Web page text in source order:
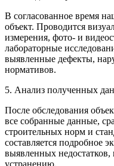
В согласованное время
объект. Проводится
измерения, фото- и
лабораторные
выявленные дефекты,
нормативов.
5. Анализ полученных
После обследования
все собранные данные,
строительных норм и
составляется подробное
выявленных
устранению.